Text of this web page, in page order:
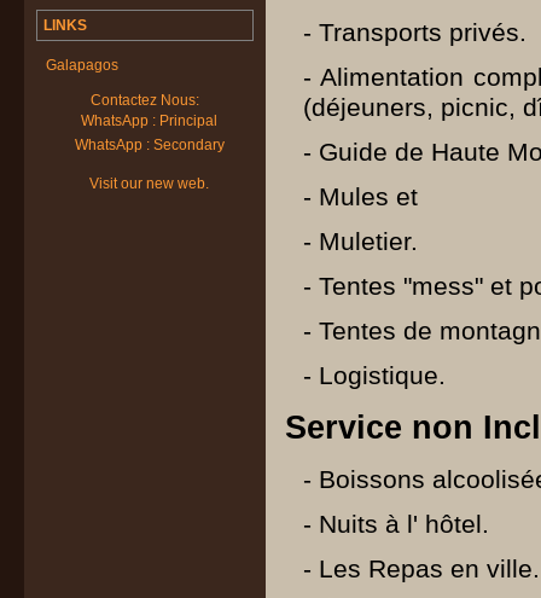
LINKS
Galapagos
Contactez Nous:
WhatsApp : Principal
WhatsApp : Secondary
Visit our new web.
- Transports privés.
- Alimentation
(déjeuners, picnic,
- Guide de Haute
- Mules et
- Muletier.
- Tentes "mess" et
- Tentes de
- Logistique.
Service non
- Boissons
- Nuits à l' hôtel.
- Les Repas en ville.